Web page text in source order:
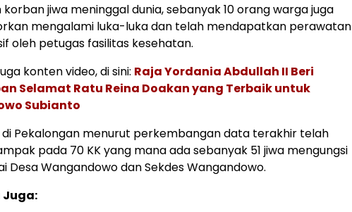
korban jiwa meninggal dunia, sebanyak 10 orang warga juga
mengalami luka-luka dan telah mendapatkan perawatan
oleh petugas fasilitas kesehatan.
konten video, di sini: Raja Yordania Abdullah II Beri
Selamat Ratu Reina Doakan yang Terbaik untuk
Subianto
di Pekalongan menurut perkembangan data terakhir telah
pada 70 KK yang mana ada sebanyak 51 jiwa mengungsi
Desa Wangandowo dan Sekdes Wangandowo.
Juga: